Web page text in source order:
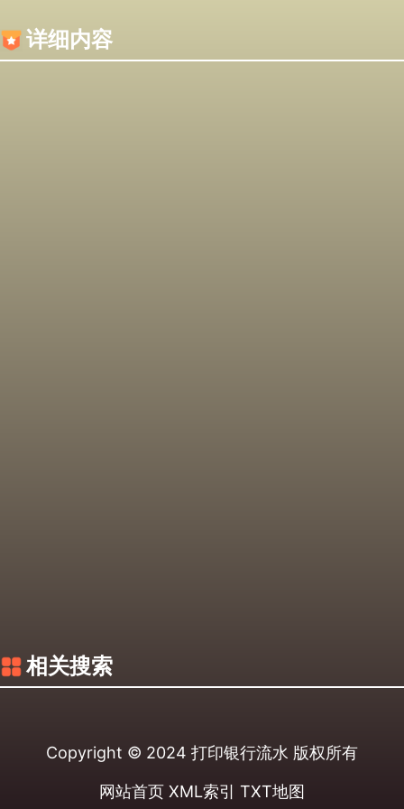
详细内容
相关搜索
Copyright © 2024 打印银行流水 版权所有
网站首页 XML索引 TXT地图